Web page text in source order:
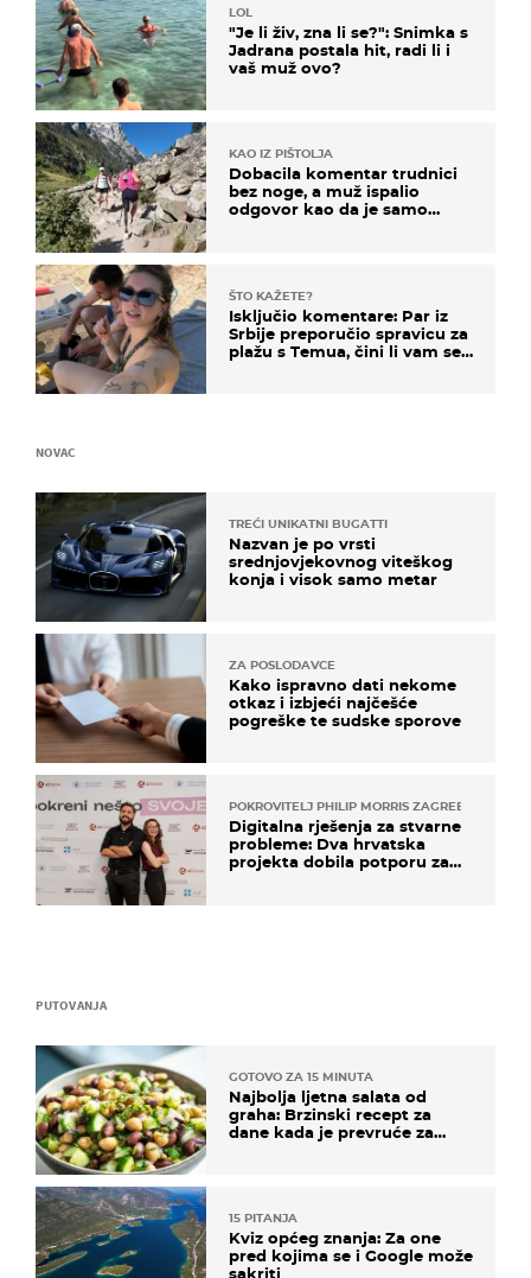
LOL
"Je li živ, zna li se?": Snimka s
Jadrana postala hit, radi li i
vaš muž ovo?
KAO IZ PIŠTOLJA
Dobacila komentar trudnici
bez noge, a muž ispalio
odgovor kao da je samo
ŠTO KAŽETE?
Isključio komentare: Par iz
Srbije preporučio spravicu za
plažu s Temua, čini li vam se
PUTOVANJA
GOTOVO ZA 15 MINUTA
Najbolja ljetna salata od
graha: Brzinski recept za
dane kada je prevruće za
15 PITANJA
Kviz općeg znanja: Za one
pred kojima se i Google može
sakriti
NOVAC
TREĆI UNIKATNI BUGATTI
Nazvan je po vrsti
srednjovjekovnog viteškog
konja i visok samo metar
ZA POSLODAVCE
Kako ispravno dati nekome
otkaz i izbjeći najčešće
pogreške te sudske sporove
POKROVITELJ PHILIP MORRIS ZAGREB
Digitalna rješenja za stvarne
probleme: Dva hrvatska
projekta dobila potporu za